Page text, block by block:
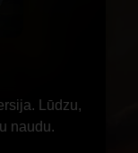
Lūdzu,
naudu.